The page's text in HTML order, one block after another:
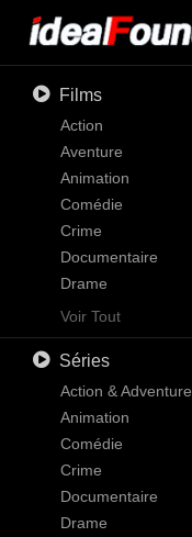
Films
Action
Aventure
Animation
Comédie
Crime
Documentaire
Drame
Familial
Fantastique
Histoire
Horreur
Musique
Mystère
Romance
Science-Fiction
Téléfilm
Voir Tout
Séries
Action & Adventure
Animation
Comédie
Crime
Documentaire
Drame